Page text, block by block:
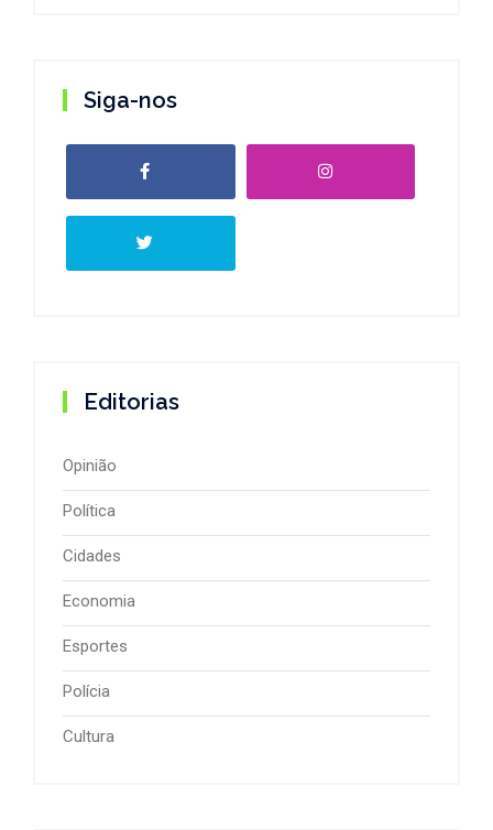
Siga-nos
Editorias
Opinião
Política
Cidades
Economia
Esportes
Polícia
Cultura